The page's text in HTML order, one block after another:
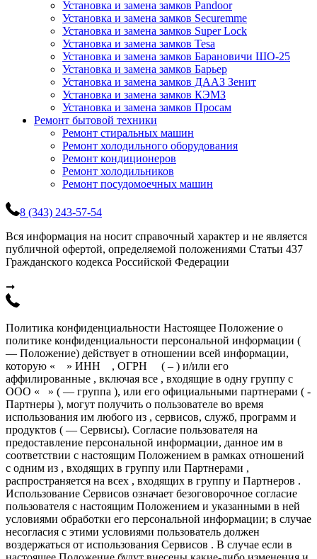
Установка и замена замков Pandoor
Установка и замена замков Securemme
Установка и замена замков Super Lock
Установка и замена замков Tesa
Установка и замена замков Барановичи ШО-25
Установка и замена замков Барьер
Установка и замена замков ДААЗ Зенит
Установка и замена замков КЭМЗ
Установка и замена замков Просам
Ремонт бытовой техники
Ремонт стиральных машин
Ремонт холодильного оборудования
Ремонт кондиционеров
Ремонт холодильников
Ремонт посудомоечных машин
8 (343) 243-57-54
Вся информация на носит справочный характер и не является
публичной офертой, определяемой положениями Статьи 437
Гражданского кодекса Российской Федерации
➞
Политика конфиденциальности Настоящее Положение о
политике конфиденциальности персональной информации (
— Положение) действует в отношении всей информации,
которую « » ИНН , ОГРН ( – ) и/или его
аффилированные , включая все , входящие в одну группу с
ООО « » ( — группа ), или его официальными партнерами ( -
Партнеры ), могут получить о пользователе во время
использования им любого из , сервисов, служб, программ и
продуктов ( — Сервисы). Согласие пользователя на
предоставление персональной информации, данное им в
соответствии с настоящим Положением в рамках отношений
с одним из , входящих в группу или Партнерами ,
распространяется на всех , входящих в группу и Партнеров .
Использование Сервисов означает безоговорочное согласие
пользователя с настоящим Положением и указанными в ней
условиями обработки его персональной информации; в случае
несогласия с этими условиями пользователь должен
воздержаться от использования Сервисов . В случае если в